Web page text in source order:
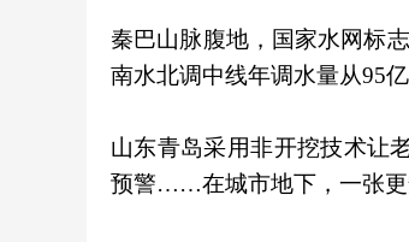
秦巴山脉腹地，国家水网标
南水北调中线年调水量从95
山东青岛采用非开挖技术让
预警……在城市地下，一张更